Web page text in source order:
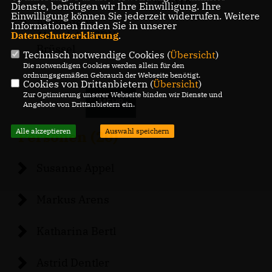
Armenien-
Abend der CDU
Brüssel
MEHR
Personen (20)
2-2012
Dienste, benötigen wir Ihre Einwilligung. Ihre
Einwilligung können Sie jederzeit widerrufen. Weitere
Informationen finden Sie in unserer
Datenschutzerklärung.
Technisch notwendige Cookies (Übersicht)
Die notwendigen Cookies werden allein für den
ordnungsgemäßen Gebrauch der Webseite benötigt.
Cookies von Drittanbietern (Übersicht)
Zur Optimierung unserer Webseite binden wir Dienste und
Angebote von Drittanbietern ein.
Alle akzeptieren Auswahl speichern